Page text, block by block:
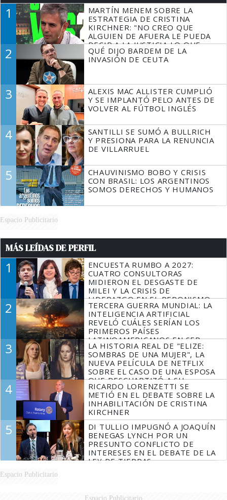
1
MARTÍN MENEM SOBRE LA
ESTRATEGIA DE CRISTINA
KIRCHNER: "NO CREO QUE
ALGUIEN DE AFUERA LE PUEDA
DECIR A LA JUSTICIA LO QUE
TIENE QUE HACER"
2
QUÉ DIJO BARDEM DE LA
INVASIÓN DE CEUTA
3
ALEXIS MAC ALLISTER CUMPLIÓ
Y SE IMPLANTÓ PELO ANTES DE
VOLVER AL FÚTBOL INGLÉS
4
SANTILLI SE SUMÓ A BULLRICH
Y PRESIONA PARA LA RENUNCIA
DE VILLARRUEL
5
CHAUVINISMO BOBO Y CRISIS
CON BRASIL: LOS ARGENTINOS
SOMOS DERECHOS Y HUMANOS
Espacio Publicitario
MÁS LEÍDAS DE PERFIL
1
ENCUESTA RUMBO A 2027:
CUATRO CONSULTORAS
MIDIERON EL DESGASTE DE
MILEI Y LA CRISIS DE
LIDERAZGO EN EL PERONISMO
2
TERCERA GUERRA MUNDIAL: LA
INTELIGENCIA ARTIFICIAL
REVELÓ CUÁLES SERÍAN LOS
PRIMEROS PAÍSES
LATINOAMERICANOS EN SER
DERROTADOS
3
LA HISTORIA REAL DE "ELIZE:
SOMBRAS DE UNA MUJER", LA
NUEVA PELÍCULA DE NETFLIX
SOBRE EL CASO DE UNA ESPOSA
QUE DESCUARTIZÓ A SU
MARIDO
4
RICARDO LORENZETTI SE
METIÓ EN EL DEBATE SOBRE LA
INHABILITACIÓN DE CRISTINA
KIRCHNER
5
DI TULLIO IMPUGNÓ A JOAQUÍN
BENEGAS LYNCH POR UN
PRESUNTO CONFLICTO DE
INTERESES EN EL DEBATE DE LA
LEY DE TIERRAS
Espacio Publicitario
Espacio Publicitario